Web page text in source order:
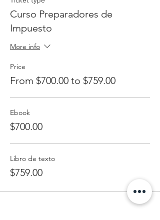
Curso Preparadores de
Impuesto
More info
Price
From $700.00 to $759.00
Ebook
$700.00
Libro de texto
$759.00